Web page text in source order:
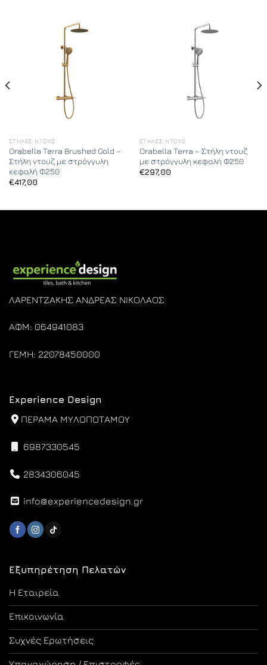
ΣΤΉΛΕΣ ΝΤΟΥΖ
Orabella Terra Brushed Gold –
Στήλη ντουζ με στρόγγυλη
κεφαλή Φ250
€417,00
ΣΤΉΛΕΣ ΝΤΟΥΖ
Orabella Terra – Στήλη ντουζ
με στρόγγυλη κεφαλή Φ250
€297,00
ΛΑΡΕΝΤΖΑΚΗΣ ΑΝΔΡΕΑΣ ΝΙΚΟΛΑΟΣ
ΑΦΜ: 064941083
ΓΕΜΗ: 22078450000
Εξυπηρέτηση Πελατών
Η Εταιρεία
Επικοινωνία
Συχνές Ερωτήσεις
Experience Design
ΠΕΡΑΜΑ ΜΥΛΟΠΟΤΑΜΟΥ
6987330545
2834306045
info@experiencedesign.gr